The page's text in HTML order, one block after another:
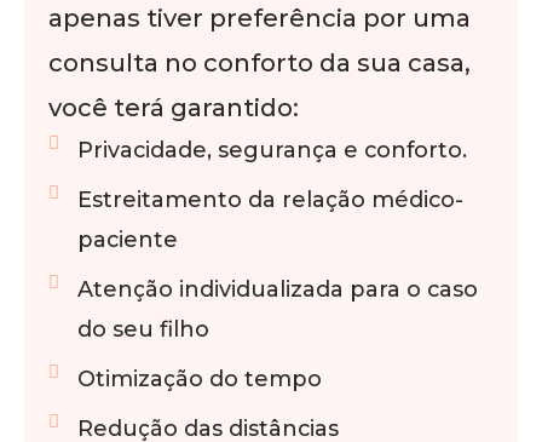
apenas tiver preferência por uma
consulta no conforto da sua casa,
você terá garantido:
Privacidade, segurança e conforto.
Estreitamento da relação médico-
paciente
Atenção individualizada para o caso
do seu filho
Otimização do tempo
Redução das distâncias